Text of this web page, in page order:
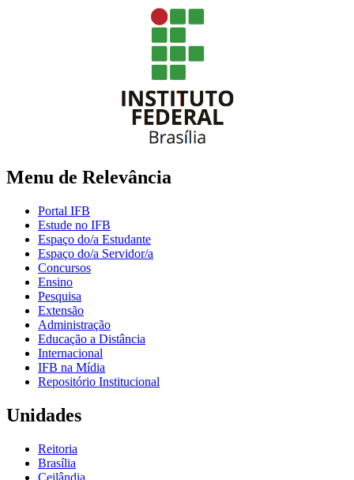
Menu de Relevância
Portal IFB
Estude no IFB
Espaço do/a Estudante
Espaço do/a Servidor/a
Concursos
Ensino
Pesquisa
Extensão
Administração
Educação a Distância
Internacional
IFB na Mídia
Repositório Institucional
Unidades
Reitoria
Brasília
Ceilândia